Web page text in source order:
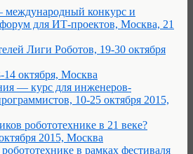
международный конкурс и
для ИТ-проектов, Москва, 21
Лиги Роботов, 19-30 октября
октября, Москва
— курс для инженеров-
10-25 октября 2015,
робототехнике в 21 веке?
2015, Москва
в рамках фестиваля